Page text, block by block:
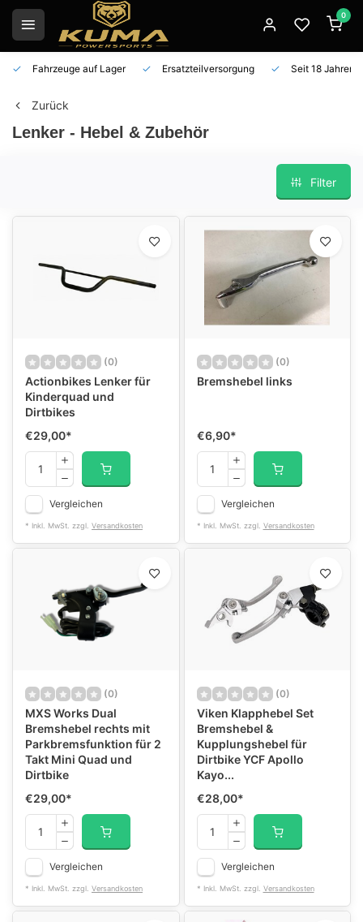
0
Fahrzeuge auf Lager Ersatzteilversorgung Seit 18 Jahren
Zurück
Lenker - Hebel & Zubehör
Filter
(0)
Actionbikes Lenker für
Kinderquad und
Dirtbikes
€29,00*
Vergleichen
* Inkl. MwSt. zzgl. Versandkosten
(0)
Bremshebel links
€6,90*
Vergleichen
* Inkl. MwSt. zzgl. Versandkosten
(0)
MXS Works Dual
Bremshebel rechts mit
Parkbremsfunktion für 2
Takt Mini Quad und
Dirtbike
€29,00*
Vergleichen
* Inkl. MwSt. zzgl. Versandkosten
(0)
Viken Klapphebel Set
Bremshebel &
Kupplungshebel für
Dirtbike YCF Apollo
Kayo...
€28,00*
Vergleichen
* Inkl. MwSt. zzgl. Versandkosten